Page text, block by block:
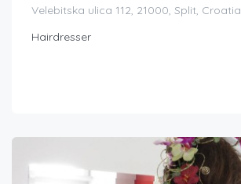
Velebitska ulica 112, 21000, Split, Croatia
Hairdresser